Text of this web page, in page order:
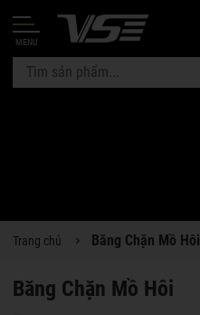
MENU
Trang chủ Băng Chặn Mồ Hôi
Băng Chặn Mồ Hôi